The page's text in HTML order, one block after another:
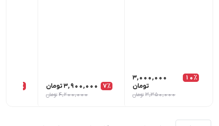
10٪
3,000,000
تومان
3,350,000 تومان
7٪ 3,900,000تومان
4,200,000 تومان
8٪